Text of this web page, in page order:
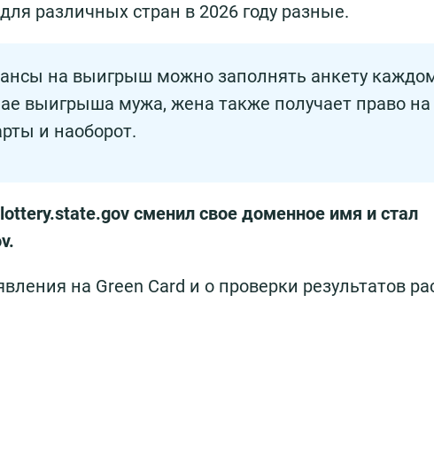
различных стран в 2026 году разные.
на выигрыш можно заполнять анкету
выигрыша мужа, жена также получает право на
и наоборот.
сменил свое доменное имя и стал
на Green Card и о проверки результатов